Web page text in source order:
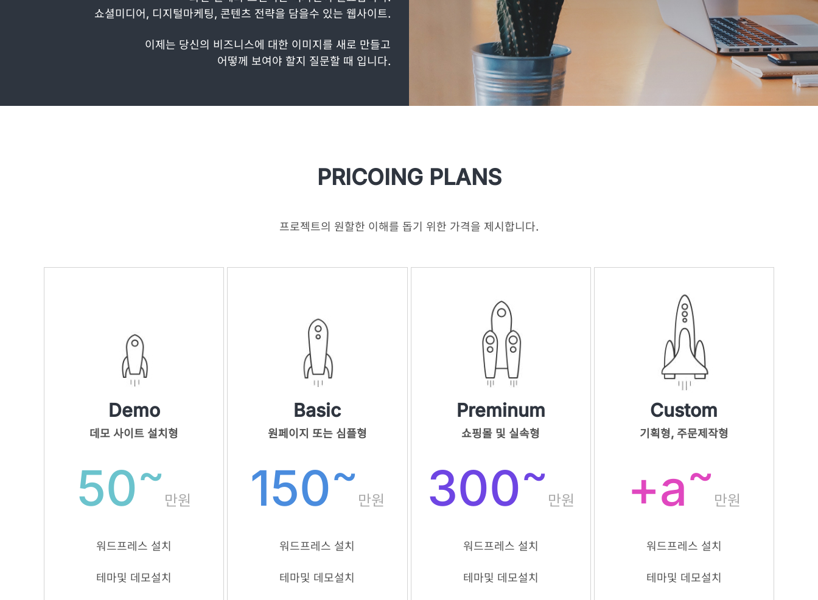
쇼셜미디어, 디지털마케팅, 콘텐츠 전략을 담을수 있는 웹사이트.
이제는 당신의 비즈니스에 대한 이미지를 새로 만들고
어떻께 보여야 할지 질문할 때 입니다.
PRICOING PLANS
프로젝트의 원할한 이해를 돕기 위한 가격을 제시합니다.
Demo
데모 사이트 설치형
50~
만원
워드프레스 설치
테마및 데모설치
Basic
원페이지 또는 심플형
150~
만원
워드프레스 설치
테마및 데모설치
Preminum
쇼핑몰 및 실속형
300~
만원
워드프레스 설치
테마및 데모설치
Custom
기획형, 주문제작형
+a~
만원
워드프레스 설치
테마및 데모설치